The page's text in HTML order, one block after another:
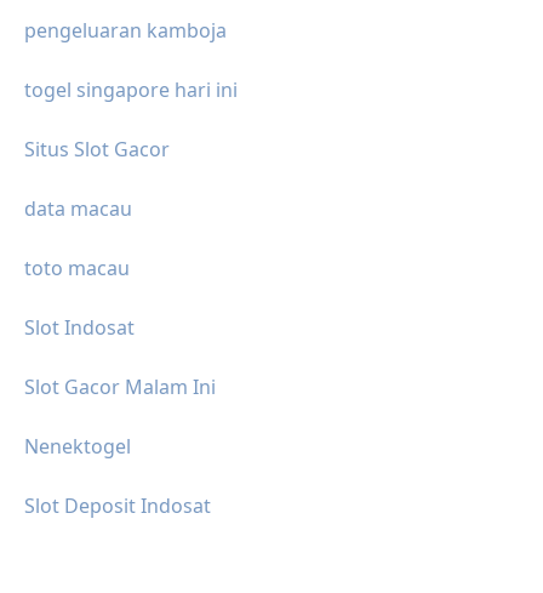
pengeluaran kamboja
togel singapore hari ini
Situs Slot Gacor
data macau
toto macau
Slot Indosat
Slot Gacor Malam Ini
Nenektogel
Slot Deposit Indosat